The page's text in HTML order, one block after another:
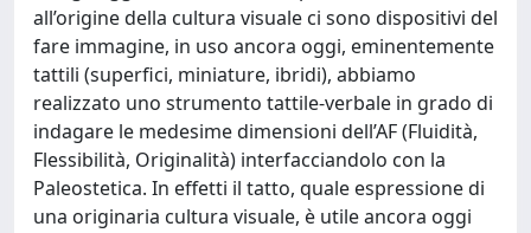
all’origine della cultura visuale ci sono dispositivi del
fare immagine, in uso ancora oggi, eminentemente
tattili (superfici, miniature, ibridi), abbiamo
realizzato uno strumento tattile-verbale in grado di
indagare le medesime dimensioni dell’AF (Fluidità,
Flessibilità, Originalità) interfacciandolo con la
Paleostetica. In effetti il tatto, quale espressione di
una originaria cultura visuale, è utile ancora oggi